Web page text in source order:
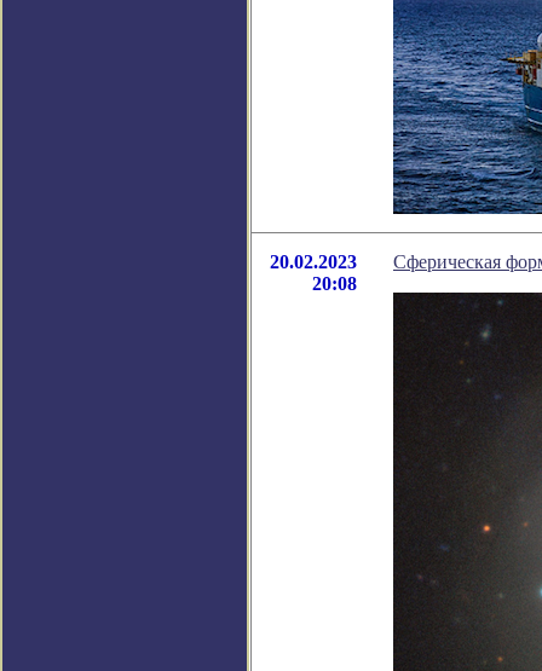
20.02.2023
20:08
Сферическая